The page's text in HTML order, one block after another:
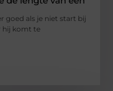
goed als je niet start bij
hij komt te